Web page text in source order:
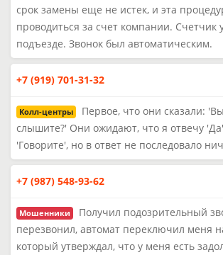
срок замены еще не истек, и эта
проводиться за счет компании. Счетчик
подъезде. Звонок был автоматическим.
+7 (919) 701-31-32
Колл-центры
Первое, что они сказали:
слышите?' Они ожидают, что я отвечу
'Говорите', но в ответ не последовало
+7 (987) 548-93-62
Мошенники
Получил подозрительный
перезвонил, автомат переключил меня
который утверждал, что у меня есть